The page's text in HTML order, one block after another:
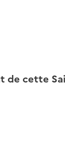
de cette